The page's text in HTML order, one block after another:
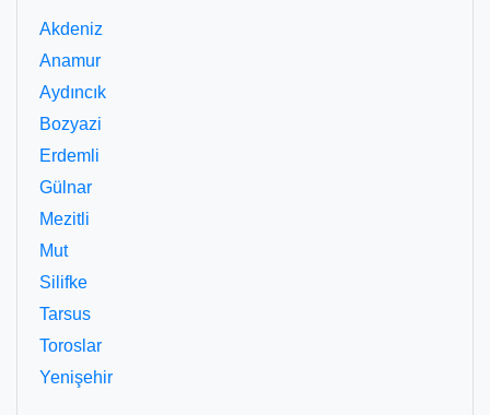
Akdeniz
Anamur
Aydıncık
Bozyazi
Erdemli
Gülnar
Mezitli
Mut
Silifke
Tarsus
Toroslar
Yenişehir